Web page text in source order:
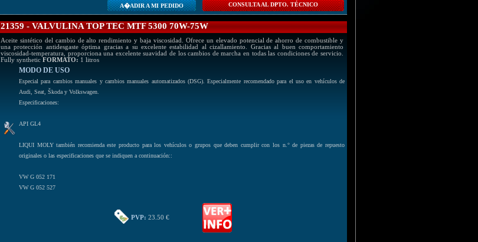
CONSULTA AL DPTO. TÉCNICO
A�ADIR A MI PEDIDO
21359 - VALVULINA TOP TEC MTF 5300 70W-75W
Aceite sintético del cambio de alto rendimiento y baja viscosidad. Ofrece un elevado potencial de ahorro de combustible y
una protección antidesgaste óptima gracias a su excelente estabilidad al cizallamiento. Gracias al buen comportamiento
viscosidad-temperatura, proporciona una excelente suavidad de los cambios de marcha en todas las condiciones de servicio.
Fully synthetic FORMATO: 1 litros
MODO DE USO
Especial para cambios manuales y cambios manuales automatizados (DSG). Especialmente recomendado para el uso en vehículos de
Audi, Seat, Škoda y Volkswagen.
Especificaciones:
API GL4
LIQUI MOLY también recomienda este producto para los vehículos o grupos que deben cumplir con los n.° de piezas de repuesto
originales o las especificaciones que se indiquen a continuación::
VW G 052 171
VW G 052 527
PVP: 23.50 €